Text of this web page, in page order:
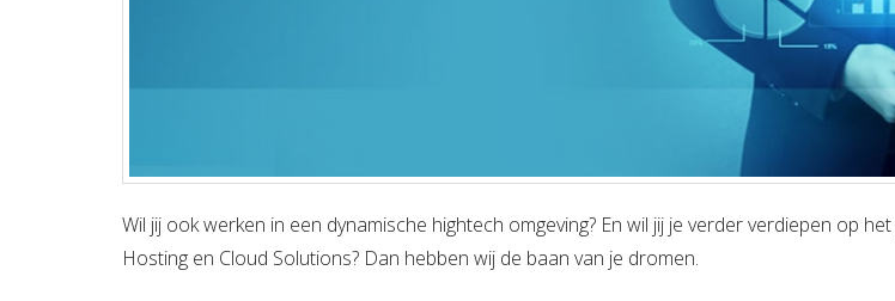
Wil jij ook werken in een dynamische hightech omgeving? En wil jij je verder verdiepen op
Hosting en Cloud Solutions? Dan hebben wij de baan van je dromen.